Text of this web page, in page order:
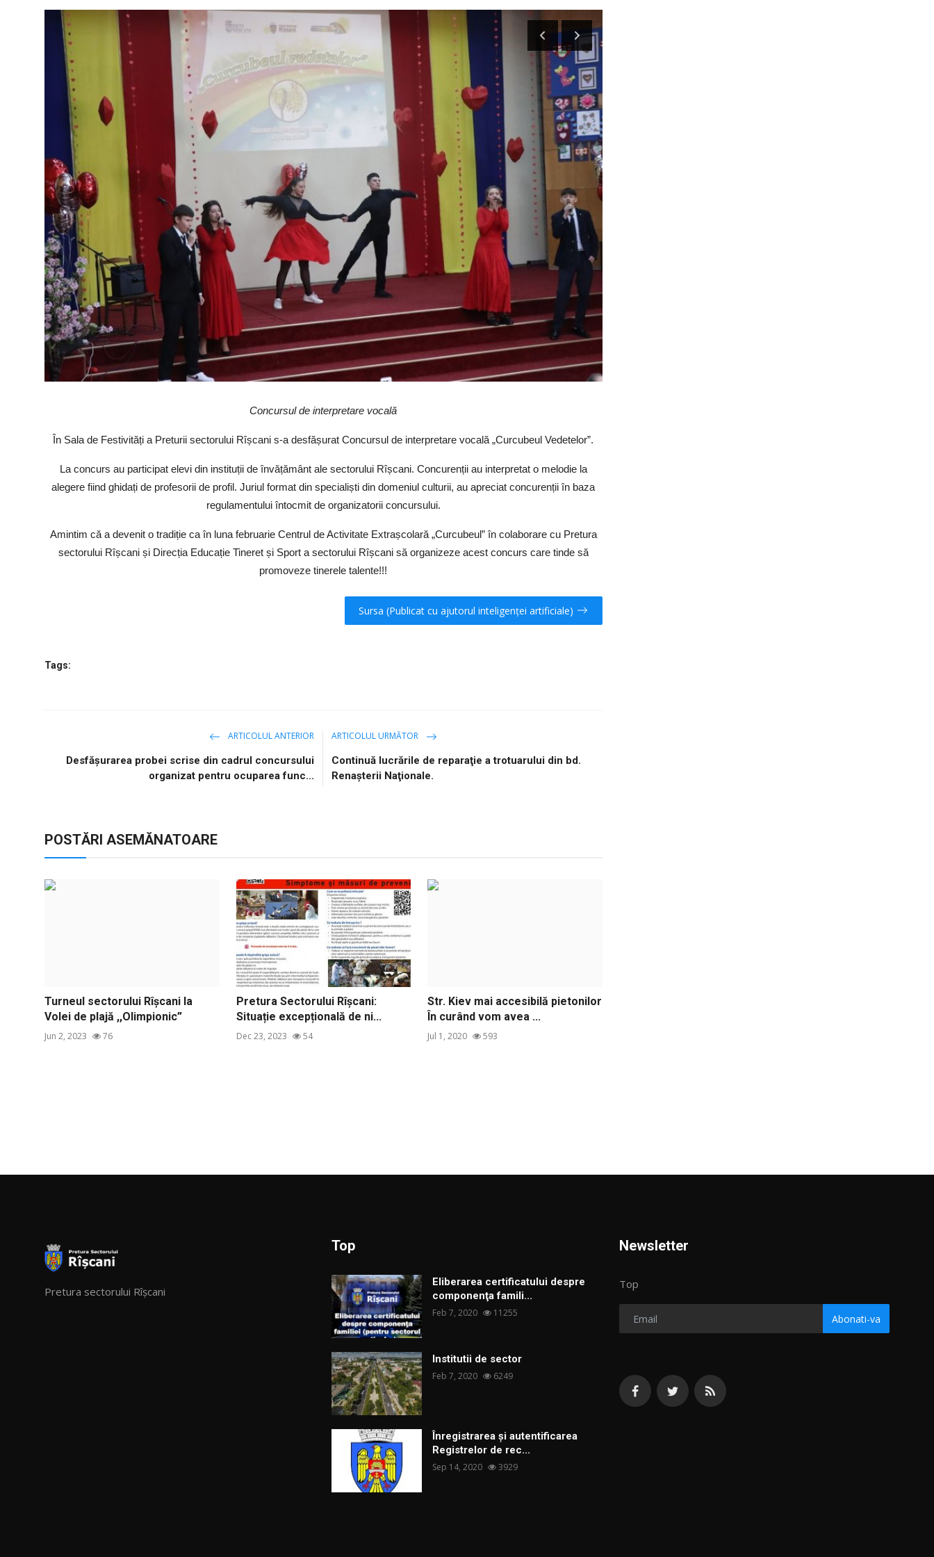
SERVICII
Sectorul Rîșcani
Căutați pe Internet
Concursul de interpretare vocală
În Sala de Festivități a Preturii sectorului Rîșcani s-a desfășurat Concursul de interpretare vocală „Curcubeul Vedetelor”.
La concurs au participat elevi din instituții de învățământ ale sectorului Rîșcani. Concurenții au interpretat o melodie la
alegere fiind ghidați de profesorii de profil. Juriul format din specialiști din domeniul culturii, au apreciat concurenții în baza
regulamentului întocmit de organizatorii concursului.
Amintim că a devenit o tradiție ca în luna februarie Centrul de Activitate Extrașcolară „Curcubeul” în colaborare cu Pretura
sectorului Rîșcani și Direcția Educație Tineret și Sport a sectorului Rîșcani să organizeze acest concurs care tinde să
promoveze tinerele talente!!!
Sursa (Publicat cu ajutorul inteligenței artificiale)
Tags:
ARTICOLUL ANTERIOR
Desfăşurarea probei scrise din cadrul concursului
organizat pentru ocuparea func...
ARTICOLUL URMĂTOR
Continuă lucrările de reparaţie a trotuarului din bd.
Renaşterii Naţionale.
POSTĂRI ASEMĂNATOARE
Turneul sectorului Rîșcani la
Volei de plajă ,,Olimpionic”
Jun 2, 2023 76
Pretura Sectorului Rîșcani:
Situație excepțională de ni...
Dec 23, 2023 54
Str. Kiev mai accesibilă pietonilor
În curând vom avea ...
Jul 1, 2020 593
Pretura sectorului Rîșcani
Top
Eliberarea certificatului despre
componenţa famili...
Feb 7, 2020 11255
Institutii de sector
Feb 7, 2020 6249
Înregistrarea și autentificarea
Registrelor de rec...
Sep 14, 2020 3929
Newsletter
Top
Abonati-va